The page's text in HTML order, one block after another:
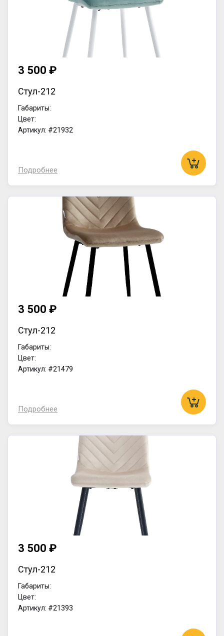
3 500 ₽
Стул-212
Габариты:
Цвет:
Артикул: #21932
Подробнее
3 500 ₽
Стул-212
Габариты:
Цвет:
Артикул: #21479
Подробнее
3 500 ₽
Стул-212
Габариты:
Цвет:
Артикул: #21393